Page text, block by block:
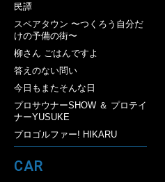
民譚
スペアタウン 〜つくろう自分だ
けの予備の街〜
柳さん ごはんですよ
答えのない問い
今日もまたそんな日
プロサウナーSHOW ＆ プロテイ
ナーYUSUKE
プロゴルファー! HIKARU
CAR